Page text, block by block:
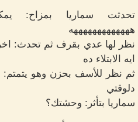
تحدثت سماريا بمزاح:
هههههههههههههه
نظر لها عدي بقرف ثم تحدث:
ايه الابتلاء ده
ثم نظر للأسف بحزن وهو
دلوقتي
سماريا بتأثر: وحشتك؟